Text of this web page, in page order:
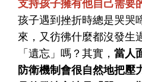
支持孩子擁有他自己需要
孩子遇到挫折時總是哭哭
來，又彷彿什麼都沒發生
「遺忘」嗎？其實， 當人
防衛機制會很自然地把壓